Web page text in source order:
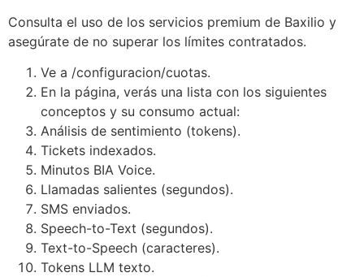
Consulta el uso de los servicios premium de Baxilio y
asegúrate de no superar los límites contratados.
Ve a /configuracion/cuotas.
En la página, verás una lista con los siguientes
conceptos y su consumo actual:
Análisis de sentimiento (tokens).
Tickets indexados.
Minutos BIA Voice.
Llamadas salientes (segundos).
SMS enviados.
Speech-to-Text (segundos).
Text-to-Speech (caracteres).
Tokens LLM texto.